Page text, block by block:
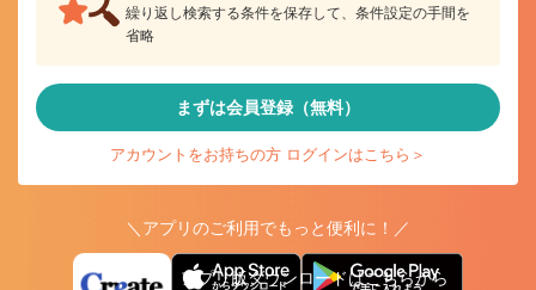
繰り返し検索する条件を保存して、条件設定の手間を
省略
まずは会員登録（無料）
アカウントをお持ちの方 ログインはこちら＞
＼アプリのご利用でもっと便利に！／
アプリ版ダウンロードはこちらから